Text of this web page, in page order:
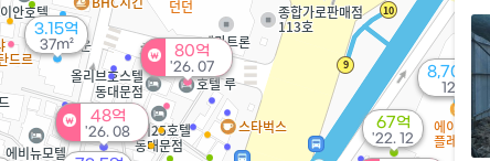
48억
'26. 08
80억
'26. 07
3.15억
37m²
8,700만
12m²
67억
'22. 12